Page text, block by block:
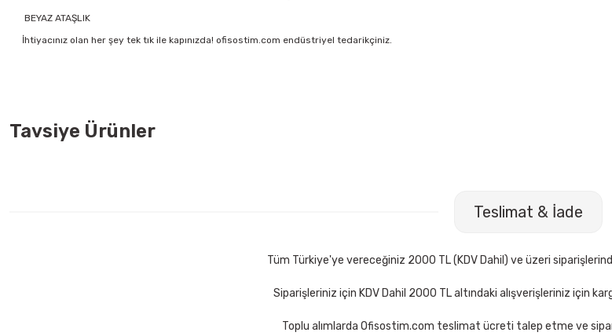
BEYAZ ATAŞLIK
İhtiyacınız olan her şey tek tık ile kapınızda! ofisostim.com endüstriyel tedarikçiniz.
Tavsiye Ürünler
Sepete Ekle
Yağmur YS-924 9 Parça Kahve-Taba Lüx Şeritli Sümen Takımı Yağmur YS-924 9 Parça Siyah-Kırmızı Lüx
Teslimat & İade
Tüm Türkiye'ye vereceğiniz 2000 TL (KDV Dahil) ve üzeri
Siparişleriniz için KDV Dahil 2000 TL altındaki alışverişleriniz için
Toplu alımlarda Ofisostim.com teslimat ücreti talep etme ve